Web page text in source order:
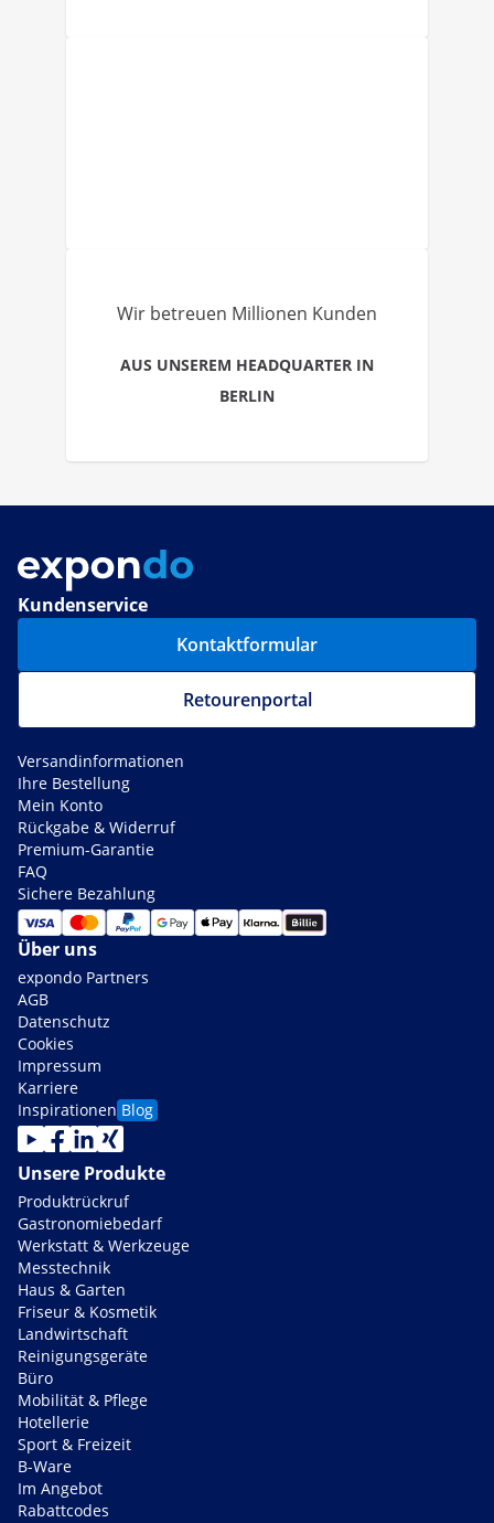
Wir betreuen Millionen Kunden
AUS UNSEREM HEADQUARTER IN
BERLIN
Kundenservice
Kontaktformular
Retourenportal
Versandinformationen
Ihre Bestellung
Mein Konto
Rückgabe & Widerruf
Premium-Garantie
FAQ
Sichere Bezahlung
Über uns
expondo Partners
AGB
Datenschutz
Cookies
Impressum
Karriere
Inspirationen Blog
Unsere Produkte
Produktrückruf
Gastronomiebedarf
Werkstatt & Werkzeuge
Messtechnik
Haus & Garten
Friseur & Kosmetik
Landwirtschaft
Reinigungsgeräte
Büro
Mobilität & Pflege
Hotellerie
Sport & Freizeit
B-Ware
Im Angebot
Rabattcodes